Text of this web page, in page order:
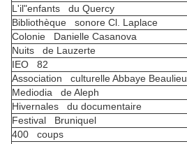
L'il"enfants du Quercy
Bibliothèque sonore Cl. Laplace
Colonie Danielle Casanova
Nuits de Lauzerte
IEO 82
Association culturelle Abbaye Beaulieu
Mediodia de Aleph
Hivernales du documentaire
Festival Bruniquel
400 coups